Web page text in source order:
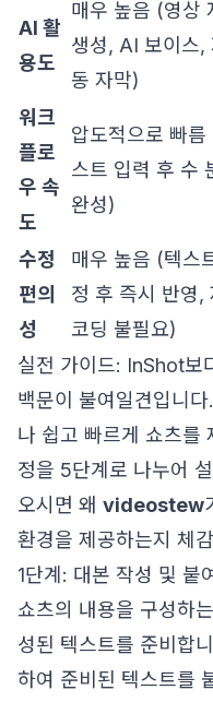
AI 활
용도
매우 높음 (영상
생성, AI 보이스,
동 자막)
워크
플로
우 속
도
압도적으로 빠름
스트 입력 후 수
완성)
수정
편의
성
매우 높음 (텍스
정 후 즉시 반영,
코딩 불필요)
실전 가이드: InShot보
백문이 불여일견입니
나 쉽고 빠르게 쇼츠를
정을 5단계로 나누어
오시면 왜 videostew
환경을 제공하는지 체
1단계: 대본 작성 및 붙
쇼츠의 내용을 구성하
성된 텍스트를 준비합
하여 준비된 텍스트를